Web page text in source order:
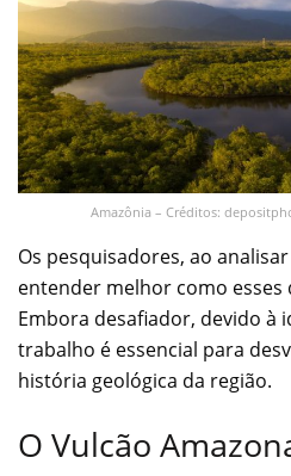
Amazônia – Créditos:
Os pesquisadores, ao
entender melhor como
Embora desafiador, devido à
trabalho é essencial para
história geológica da região.
O Vulcão